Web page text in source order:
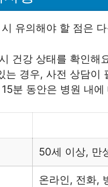
유의해야 할 점은
건강 상태를 확인해
는 경우, 사전 상담이
분 동안은 병원 내에
50세 이상, 만
온라인, 전화,